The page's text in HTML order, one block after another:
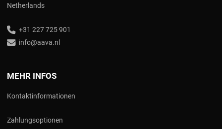
Netherlands
+31 227 725 901
info@aava.nl
MEHR INFOS
Kontaktinformationen
Zahlungsoptionen